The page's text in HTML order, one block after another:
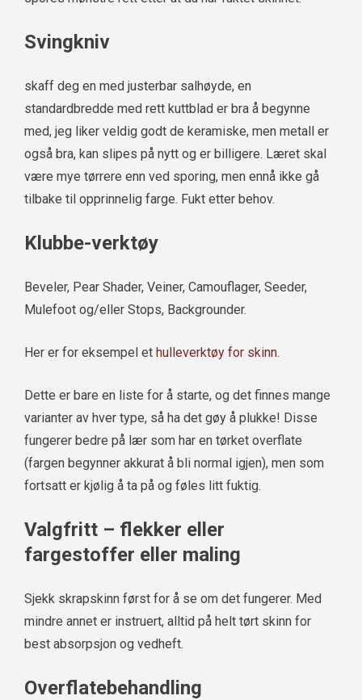
Svingkniv
skaff deg en med justerbar salhøyde, en
standardbredde med rett kuttblad er bra å begynne
med, jeg liker veldig godt de keramiske, men metall er
også bra, kan slipes på nytt og er billigere. Læret skal
være mye tørrere enn ved sporing, men ennå ikke gå
tilbake til opprinnelig farge. Fukt etter behov.
Klubbe-verktøy
Beveler, Pear Shader, Veiner, Camouflager, Seeder,
Mulefoot og/eller Stops, Backgrounder.
Her er for eksempel et hulleverktøy for skinn.
Dette er bare en liste for å starte, og det finnes mange
varianter av hver type, så ha det gøy å plukke! Disse
fungerer bedre på lær som har en tørket overflate
(fargen begynner akkurat å bli normal igjen), men som
fortsatt er kjølig å ta på og føles litt fuktig.
Valgfritt – flekker eller
fargestoffer eller maling
Sjekk skrapskinn først for å se om det fungerer. Med
mindre annet er instruert, alltid på helt tørt skinn for
best absorpsjon og vedheft.
Overflatebehandling